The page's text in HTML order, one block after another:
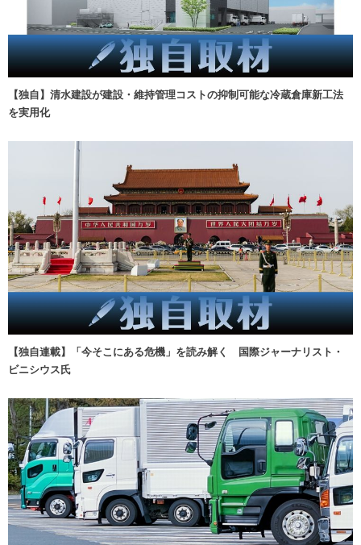
【独自】清水建設が建設・維持管理コストの抑制可能な冷蔵倉庫新工法
を実用化
【独自連載】「今そこにある危機」を読み解く 国際ジャーナリスト・
ビニシウス氏